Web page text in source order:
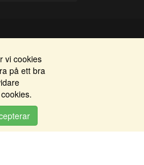
Områden
Alkomätare / alkolås
Elprodukter
Serviceinredningar
Tillbehörs artiklar
vi cookies
på ett bra